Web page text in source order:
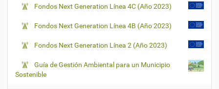
Fondos Next Generation Línea 4C (Año 2023)
Fondos Next Generation Línea 4B (Año 2023)
Fondos Next Generation Línea 2 (Año 2023)
Guía de Gestión Ambiental para un Municipio
Sostenible